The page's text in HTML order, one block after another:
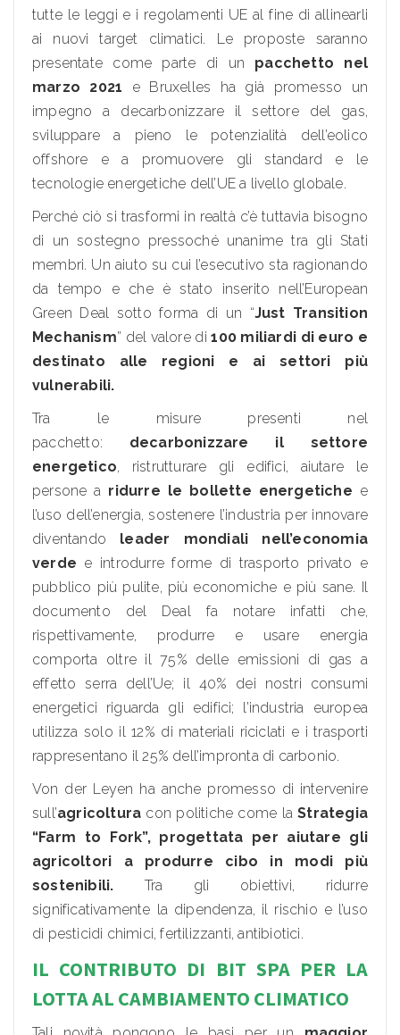
tutte le leggi e i regolamenti UE al fine di allinearli
ai nuovi target climatici. Le proposte saranno
presentate come parte di un pacchetto nel
marzo 2021 e Bruxelles ha già promesso un
impegno a decarbonizzare il settore del gas,
sviluppare a pieno le potenzialità dell’eolico
offshore e a promuovere gli standard e le
tecnologie energetiche dell’UE a livello globale.
Perché ciò si trasformi in realtà c’è tuttavia bisogno
di un sostegno pressoché unanime tra gli Stati
membri. Un aiuto su cui l’esecutivo sta ragionando
da tempo e che è stato inserito nell’European
Green Deal sotto forma di un “Just Transition
Mechanism” del valore di100 miliardi di euro e
destinato alle regioni e ai settori più
vulnerabili.
Tra le misure presenti nel
pacchetto: decarbonizzare il settore
energetico, ristrutturare gli edifici, aiutare le
persone a ridurre le bollette energetiche e
l’uso dell’energia, sostenere l’industria per innovare
diventando leader mondiali nell’economia
verde e introdurre forme di trasporto privato e
pubblico più pulite, più economiche e più sane. Il
documento del Deal fa notare infatti che,
rispettivamente, produrre e usare energia
comporta oltre il 75% delle emissioni di gas a
effetto serra dell’Ue; il 40% dei nostri consumi
energetici riguarda gli edifici; l’industria europea
utilizza solo il 12% di materiali riciclati e i trasporti
rappresentano il 25% dell’impronta di carbonio.
Von der Leyen ha anche promesso di intervenire
sull’agricoltura con politiche come laStrategia
“Farm to Fork”, progettata per aiutare gli
agricoltori a produrre cibo in modi più
sostenibili. Tra gli obiettivi, ridurre
significativamente la dipendenza, il rischio e l’uso
di pesticidi chimici, fertilizzanti, antibiotici.
IL CONTRIBUTO DI BIT SPA PER LA
LOTTA AL CAMBIAMENTO CLIMATICO